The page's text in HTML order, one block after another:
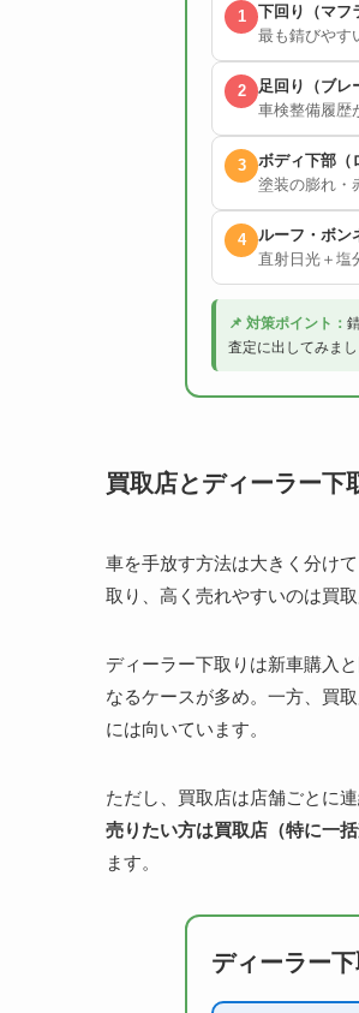
1
下回り（マフ
最も錆びやす
2
足回り（ブレ
車検整備履歴
3
ボディ下部（
塗装の膨れ・
4
ルーフ・ボン
直射日光＋塩
📌 対策ポイント：
査定に出してみまし
買取店とディーラー下
車を手放す方法は大きく分けて
取り、高く売れやすいのは買
ディーラー下取りは新車購入
なるケースが多め。一方、買
には向いています。
ただし、買取店は店舗ごとに
売りたい方は買取店（特に一括
ます。
ディーラー